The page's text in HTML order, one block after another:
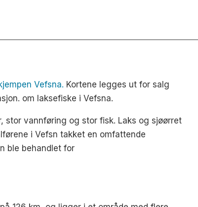
Vefsna. Kortene legges ut for salg
om laksefiske i Vefsna.
stor vannføring og stor fisk. Laks og sjøørret
i Vefsn takket en omfattende
ble behandlet for